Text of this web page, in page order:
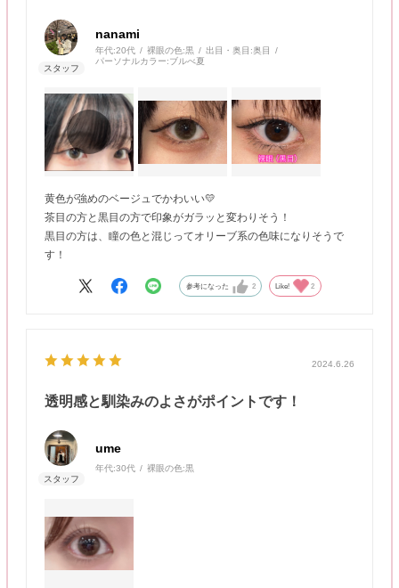
nanami
年代:20代 裸眼の色:黒 出目・奥目:奥目
パーソナルカラー:ブルべ夏
黄色が強めのベージュでかわいい💛
茶目の方と黒目の方で印象がガラッと変わりそう！
黒目の方は、瞳の色と混じってオリーブ系の色味になりそうで
す！
参考になった 2 Like! 2
2024.6.26
透明感と馴染みのよさがポイントです！
ume
年代:30代 裸眼の色:黒